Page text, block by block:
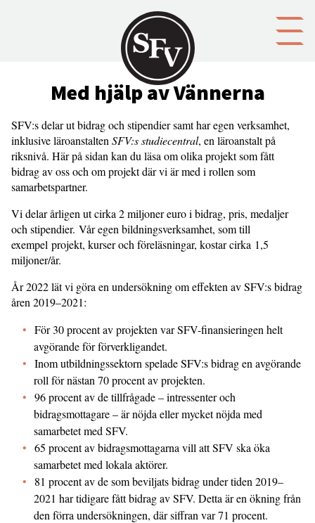
Med hjälp av Vännerna
SFV:s delar ut bidrag och stipendier samt har egen verksamhet,
inklusive läroanstalten SFV:s studiecentral, en läroanstalt på
riksnivå. Här på sidan kan du läsa om olika projekt som fått
bidrag av oss och om projekt där vi är med i rollen som
samarbetspartner.
Vi delar årligen ut cirka 2 miljoner euro i bidrag, pris, medaljer
och stipendier. Vår egen bildningsverksamhet, som till
exempel projekt, kurser och föreläsningar, kostar cirka 1,5
miljoner/år.
År 2022 lät vi göra en undersökning om effekten av SFV:s bidrag
åren 2019–2021:
För 30 procent av projekten var SFV-finansieringen helt
avgörande för förverkligandet.
Inom utbildningssektorn spelade SFV:s bidrag en avgörande
roll för nästan 70 procent av projekten.
96 procent av de tillfrågade – intressenter och
bidragsmottagare – är nöjda eller mycket nöjda med
samarbetet med SFV.
65 procent av bidragsmottagarna vill att SFV ska öka
samarbetet med lokala aktörer.
81 procent av de som beviljats bidrag under tiden 2019–
2021 har tidigare fått bidrag av SFV. Detta är en ökning från
den förra undersökningen, där siffran var 71 procent.